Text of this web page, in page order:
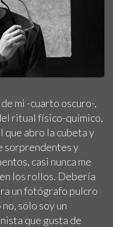
mi -cuarto oscuro-,
ritual físico-químico,
que abro la cubeta y
sorprendentes y
casi nunca me
los rollos. Debería
un fotógrafo pulcro
sólo soy un
que gusta de